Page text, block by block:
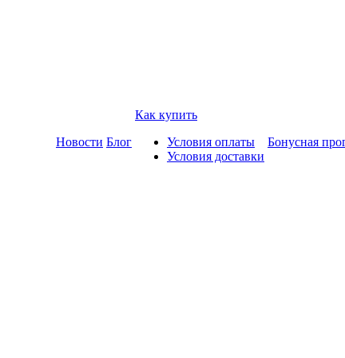
Новости Блог
Как купить
Условия оплаты
Условия доставки
Бонусная